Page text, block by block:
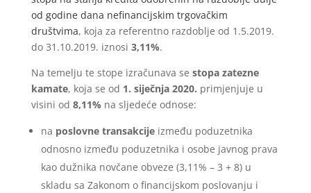
od godine dana nefinancijskim trgovačkim
društvima, koja za referentno razdoblje od 1.5.2019.
do 31.10.2019. iznosi 3,11%.
Na temelju te stope izračunava se stopa zatezne
kamate, koja se od 1. siječnja 2020. primjenjuje u
visini od 8,11% na sljedeće odnose:
na poslovne transakcijeizmeđu poduzetnika
odnosno između poduzetnika i osobe javnog prava
kao dužnika novčane obveze (3,11% – 3 + 8) u
skladu sa Zakonom o financijskom poslovanju i